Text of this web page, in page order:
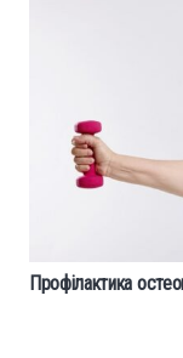
Профілактика